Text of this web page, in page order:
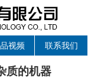
视频 联系我们
质的机器